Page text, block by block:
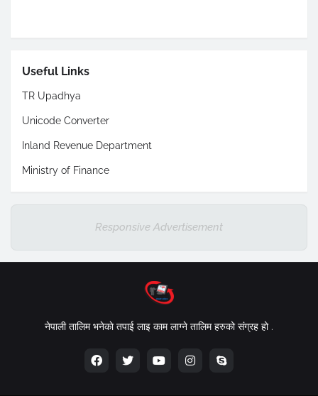
Useful Links
TR Upadhya
Unicode Converter
Inland Revenue Department
Ministry of Finance
Responsive Advertisement
नेपाली तालिम भनेकाे तपाई लाइ काम लाग्ने तालिम हरुको संग्रह हो .